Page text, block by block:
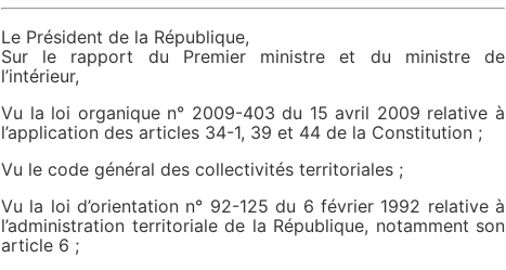
Le Président de la République,
Sur le rapport du Premier ministre et du ministre de
l’intérieur,
Vu la loi organique n° 2009-403 du 15 avril 2009 relative à
l’application des articles 34-1, 39 et 44 de la Constitution ;
Vu le code général des collectivités territoriales ;
Vu la loi d’orientation n° 92-125 du 6 février 1992 relative à
l’administration territoriale de la République, notamment son
article 6 ;